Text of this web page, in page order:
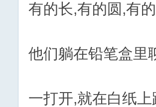
有的长,有的圆,有
他们躺在铅笔盒里
一打开,就在白纸